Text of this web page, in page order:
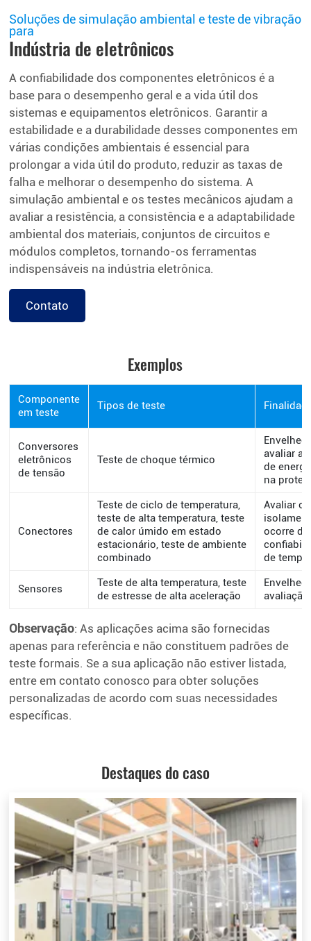
Soluções de simulação ambiental e teste de vibração
para
Indústria de eletrônicos
A confiabilidade dos componentes eletrônicos é a
base para o desempenho geral e a vida útil dos
sistemas e equipamentos eletrônicos. Garantir a
estabilidade e a durabilidade desses componentes em
várias condições ambientais é essencial para
prolongar a vida útil do produto, reduzir as taxas de
falha e melhorar o desempenho do sistema. A
simulação ambiental e os testes mecânicos ajudam a
avaliar a resistência, a consistência e a adaptabilidade
ambiental dos materiais, conjuntos de circuitos e
módulos completos, tornando-os ferramentas
indispensáveis na indústria eletrônica.
Contato
Exemplos
Componente
em teste
Tipos de teste
Conversores
eletrônicos
de tensão
Teste de choque térmico
avaliar a
de
na
Conectores
Teste de ciclo de temperatura,
teste de alta temperatura, teste
de calor úmido em estado
estacionário, teste de ambiente
combinado
Avaliar o
ocorre
de
Sensores
Teste de alta temperatura, teste
de estresse de alta aceleração
Observação: As aplicações acima são fornecidas
apenas para referência e não constituem padrões de
teste formais. Se a sua aplicação não estiver listada,
entre em contato conosco para obter soluções
personalizadas de acordo com suas necessidades
específicas.
Destaques do caso